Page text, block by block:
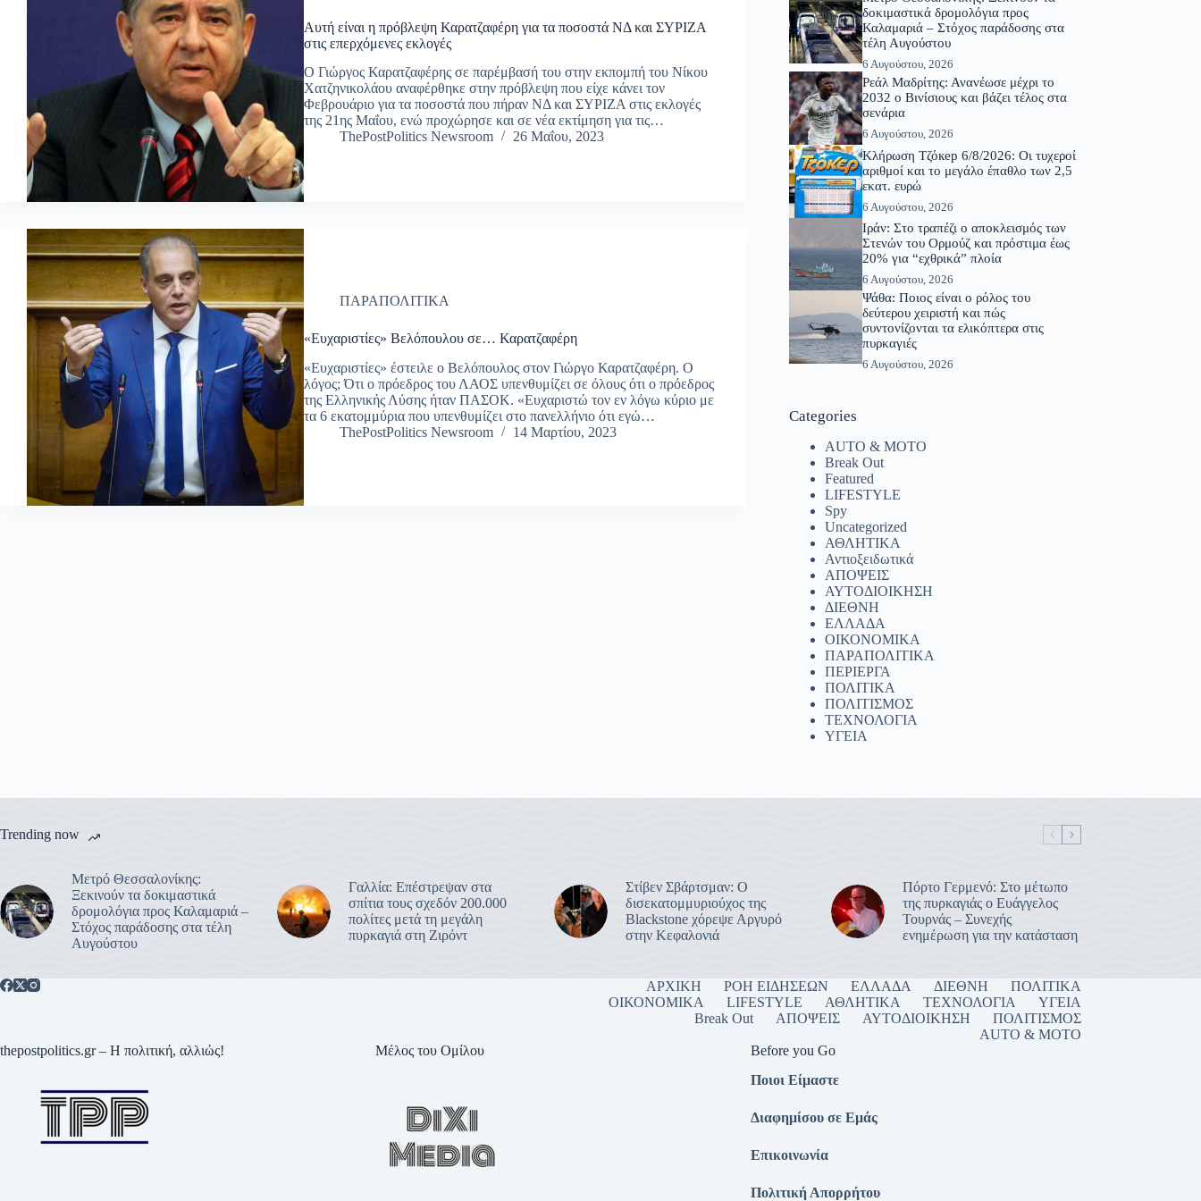
Αυτή είναι η πρόβλεψη Καρατζαφέρη για τα ποσοστά ΝΔ και ΣΥΡΙΖΑ
στις επερχόμενες εκλογές
Ο Γιώργος Καρατζαφέρης σε παρέμβασή του στην εκπομπή του Νίκου
Χατζηνικολάου αναφέρθηκε στην πρόβλεψη που είχε κάνει τον
Φεβρουάριο για τα ποσοστά που πήραν ΝΔ και ΣΥΡΙΖΑ στις εκλογές
της 21ης Μαΐου, ενώ προχώρησε και σε νέα εκτίμηση για τις…
ThePostPolitics Newsroom
26 Μαΐου, 2023
ΠΑΡΑΠΟΛΙΤΙΚΑ
«Ευχαριστίες» Βελόπουλου σε… Καρατζαφέρη
«Ευχαριστίες» έστειλε ο Βελόπουλος στον Γιώργο Καρατζαφέρη. Ο
λόγος; Ότι ο πρόεδρος του ΛΑΟΣ υπενθυμίζει σε όλους ότι ο πρόεδρος
της Ελληνικής Λύσης ήταν ΠΑΣΟΚ. «Ευχαριστώ τον εν λόγω κύριο με
τα 6 εκατομμύρια που υπενθυμίζει στο πανελλήνιο ότι εγώ…
ThePostPolitics Newsroom
14 Μαρτίου, 2023
δοκιμαστικά δρομολόγια προς
Καλαμαριά – Στόχος παράδοσης στα
τέλη Αυγούστου
6 Αυγούστου, 2026
Ρεάλ Μαδρίτης: Ανανέωσε μέχρι το
2032 ο Βινίσιους και βάζει τέλος στα
σενάρια
6 Αυγούστου, 2026
Κλήρωση Τζόкер 6/8/2026: Οι τυχεροί
αριθμοί και το μεγάλο έπαθλο των 2,5
εκατ. ευρώ
6 Αυγούστου, 2026
Ιράν: Στο τραπέζι ο αποκλεισμός των
Στενών του Ορμούζ και πρόστιμα έως
20% για “εχθρικά” πλοία
6 Αυγούστου, 2026
Ψάθα: Ποιος είναι ο ρόλος του
δεύτερου χειριστή και πώς
συντονίζονται τα ελικόπτερα στις
πυρκαγιές
6 Αυγούστου, 2026
Categories
AUTO & MOTO
Break Out
Featured
LIFESTYLE
Spy
Uncategorized
ΑΘΛΗΤΙΚΑ
Αντιοξειδωτικά
ΑΠΟΨΕΙΣ
ΑΥΤΟΔΙΟΙΚΗΣΗ
ΔΙΕΘΝΗ
ΕΛΛΑΔΑ
ΟΙΚΟΝΟΜΙΚΑ
ΠΑΡΑΠΟΛΙΤΙΚΑ
ΠΕΡΙΕΡΓΑ
ΠΟΛΙΤΙΚΑ
ΠΟΛΙΤΙΣΜΟΣ
ΤΕΧΝΟΛΟΓΙΑ
ΥΓΕΙΑ
Trending now
Μετρό Θεσσαλονίκης:
Ξεκινούν τα δοκιμαστικά
δρομολόγια προς Καλαμαριά –
Στόχος παράδοσης στα τέλη
Αυγούστου
Γαλλία: Επέστρεψαν στα
σπίτια τους σχεδόν 200.000
πολίτες μετά τη μεγάλη
πυρκαγιά στη Ζιρόντ
Στίβεν Σβάρτσμαν: Ο
δισεκατομμυριούχος της
Blackstone χόρεψε Αργυρό
στην Κεφαλονιά
Πόρτο Γερμενό: Στο μέτωπο
της πυρκαγιάς ο Ευάγγελος
Τουρνάς – Συνεχής
ενημέρωση για την κατάσταση
ΑΡΧΙΚΗ ΡΟΗ ΕΙΔΗΣΕΩΝ ΕΛΛΑΔΑ ΔΙΕΘΝΗ
ΠΟΛΙΤΙΚΑ
ΟΙΚΟΝΟΜΙΚΑ
LIFESTYLE ΑΘΛΗΤΙΚΑ ΤΕΧΝΟΛΟΓΙΑ
ΥΓΕΙΑ
Break Out
ΑΠΟΨΕΙΣ ΑΥΤΟΔΙΟΙΚΗΣΗ
ΠΟΛΙΤΙΣΜΟΣ
AUTO & MOTO
thepostpolitics.gr – Η πολιτική, αλλιώς!
Μέλος του Ομίλου
Before you Go
Ποιοι Είμαστε
Διαφημίσου σε Εμάς
Επικοινωνία
Πολιτική Απορρήτου